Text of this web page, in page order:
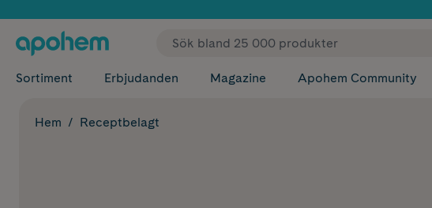
✓ Fri frakt
Sortiment Erbjudanden Magazine Apohem Community
Hem Receptbelagt